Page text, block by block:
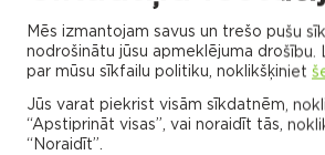
Viļānu pilsēta
Viļānu kultūras nams
11:00
22.10.2022
Mēs izmantojam savus un trešo pušu
nodrošinātu jūsu apmeklējuma drošību.
par mūsu sīkfailu politiku, noklikšķiniet
Jūs varat piekrist visām sīkdatnēm,
“Apstiprināt visas”, vai noraidīt tās,
“Noraidīt”.